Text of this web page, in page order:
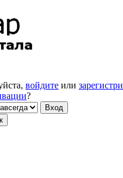
войдите или
?